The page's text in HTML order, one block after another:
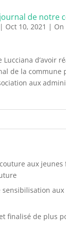
de notre
| Oct 10, 2021 |
d’avoir
de la commune
aux
aux jeunes
sensibilisation
finalisé de plus